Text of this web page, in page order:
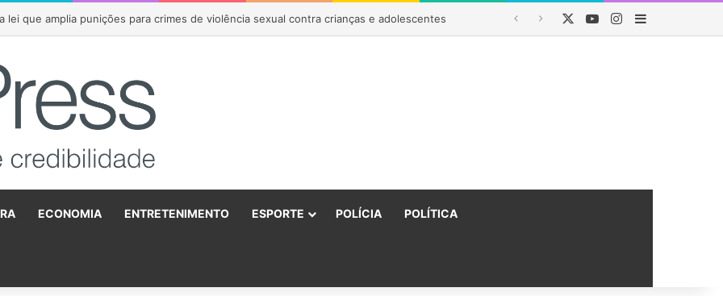
agradece Lula por política do frete e emociona público durante encontro YouTubeInstagram
ECONOMIA ENTRETENIMENTO ESPORTE POLÍCIA POLÍTICA